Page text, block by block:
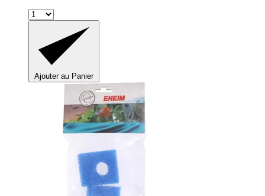
Ajouter au Panier